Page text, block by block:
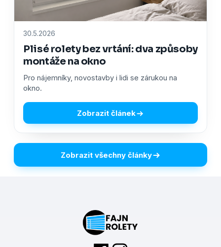
30.5.2026
Plisé rolety bez vrtání: dva způsoby
montáže na okno
Pro nájemníky, novostavby i lidi se zárukou na
okno.
Zobrazit článek
Zobrazit všechny články